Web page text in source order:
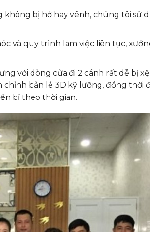
bị hở hay vênh, chúng tôi sử
và quy trình làm việc liên tục,
với dòng cửa đi 2 cánh rất dễ bị
bản lề 3D kỹ lưỡng, đồng thời
bỉ theo thời gian.